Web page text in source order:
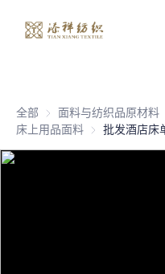
全部 面料与纺织品原材料
床上用品面料 床上用品面料
关于我们